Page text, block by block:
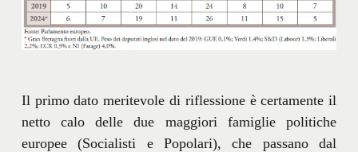
Il primo dato meritevole di riflessione è certamente il
netto calo delle due maggiori famiglie politiche
europee (Socialisti e Popolari), che passano dal